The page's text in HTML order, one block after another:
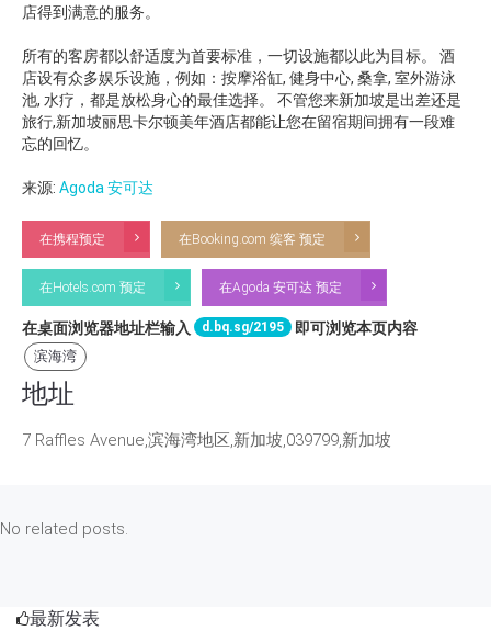
店得到满意的服务。
所有的客房都以舒适度为首要标准，一切设施都以此为目标。 酒
店设有众多娱乐设施，例如：按摩浴缸, 健身中心, 桑拿, 室外游泳
池, 水疗，都是放松身心的最佳选择。 不管您来新加坡是出差还是
旅行,新加坡丽思卡尔顿美年酒店都能让您在留宿期间拥有一段难
忘的回忆。
来源: Agoda 安可达
在携程预定 在Booking.com 缤客 预定
在Hotels.com 预定 在Agoda 安可达 预定
在桌面浏览器地址栏输入 d.bq.sg/2195 即可浏览本页内容
滨海湾
地址
7 Raffles Avenue,滨海湾地区,新加坡,039799,新加坡
No related posts.
最新发表